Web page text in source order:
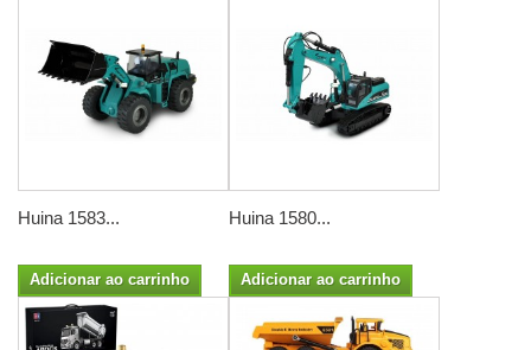
Huina 1583...
Adicionar ao carrinho
Huina 1580...
Adicionar ao carrinho